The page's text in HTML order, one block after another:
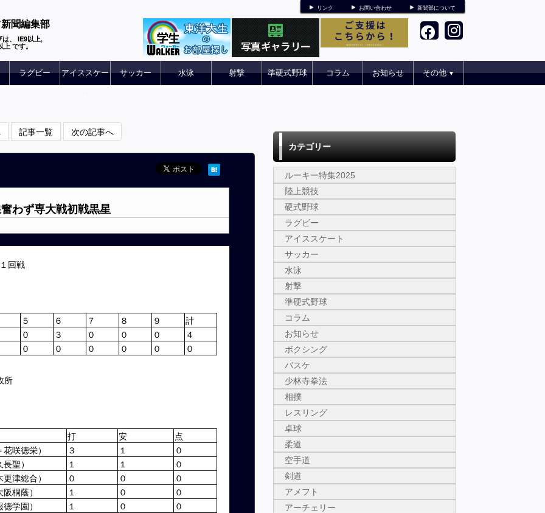
リンク お問い合わせ 新聞部について
聞編集部
、 IE9以上,
です。
ラグビー アイススケー サッカー 水泳 射撃 準硬式野球 コラム お知らせ その他▼
記事一覧 次の記事へ
わず専大戦初戦黒星
回戦
５ ６ ７ ８ ９
計
０
３ ０ ０ ０
４
０
０ ０ ０ ０ ０
所
打 安
点
咲徳栄）
３ １
０
聖）
１ １
０
津総合）
０ ０
０
桐蔭）
１ ０
０
学園）
１ ０
０
カテゴリー
ルーキー特集2025
陸上競技
硬式野球
ラグビー
アイススケート
サッカー
水泳
射撃
準硬式野球
コラム
お知らせ
ボクシング
バスケ
少林寺拳法
相撲
レスリング
卓球
柔道
空手道
剣道
アメフト
アーチェリー